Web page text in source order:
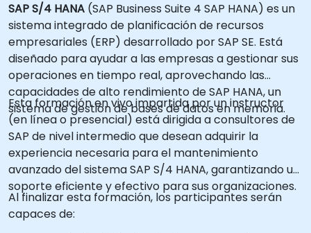
SAP S/4 HANA (SAP Business Suite 4 SAP HANA) es un
sistema integrado de planificación de recursos
empresariales (ERP) desarrollado por SAP SE. Está
diseñado para ayudar a las empresas a gestionar sus
operaciones en tiempo real, aprovechando las
capacidades de alto rendimiento de SAP HANA, un
sistema de gestión de bases de datos en memoria.
Esta formación en vivo impartida por un instructor
(en línea o presencial) está dirigida a consultores de
SAP de nivel intermedio que desean adquirir la
experiencia necesaria para el mantenimiento
avanzado del sistema SAP S/4 HANA, garantizando un
soporte eficiente y efectivo para sus organizaciones.
Al finalizar esta formación, los participantes serán
capaces de: